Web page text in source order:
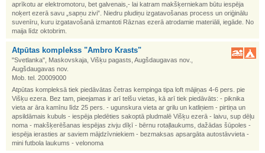
aprīkotu ar elektromotoru, bet galvenais,- lai katram makšķerniekam būtu iespēja
noķert ezerā savu „sapņu zivi”. Niedru pludiņu izgatavošanas process un oriģinālu
suvenīru, kuru izgatavošanā izmantoti Rāznas ezerā atrodamie materiāli, iegāde. No
maija līdz oktobrim.
Atpūtas komplekss "Ambro Krasts"
"Svetlanka", Maskovskaja, Višķu pagasts, Augšdaugavas nov.,
Augšdaugavas nov.
Mob. tel. 20009000
Atpūtas kompleksā tiek piedāvātas četras kempinga tipa loft mājiņas 4-6 pers. pie
Višķu ezera. Bez tam, pieejamas ir arī telšu vietas, kā arī tiek piedāvāts: - piknika
vieta ar āra kamīnu līdz 25 pers. - ugunskura vieta ar grilu un katliņiem - pirtiņa un
apsildāmais kubuls - iespēja pledēties sakoptā pludmalē Višķu ezerā - laivu, sup dēļu
noma - makšķerēšanas iespējas zivju dīķī - bērnu rotaļlaukums, dažādas šūpoles -
iespēja ierasties ar saviem mājdzīvniekiem - bezmaksas apsargāta autostāvvieta -
mini futbola laukums - velonoma